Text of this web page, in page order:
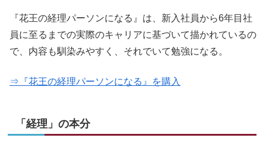
『花王の経理パーソンになる』は、新入社員から6年目社
員に至るまでの実際のキャリアに基づいて描かれているの
で、内容も馴染みやすく、それでいて勉強になる。
⇒『花王の経理パーソンになる』を購入
「経理」の本分